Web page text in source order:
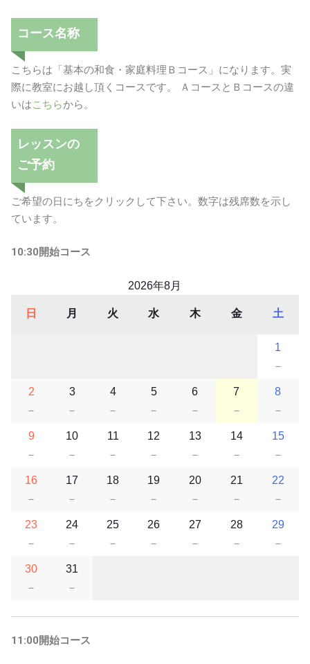
コース名称
こちらは「基本の和食・家庭料理Ｂコース」になります。実
際に教室にお越し頂くコースです。 ＡコースとＢコースの違
いはこちらから。
レッスンの
ご予約
ご希望の日にちをクリックして下さい。数字は残席数を示し
ています。
10:30開始コース
2026年8月
日 月 火 水 木 金 土
1
－
2
－
3
－
4
－
5
－
6
－
7
－
8
－
9
－
10
－
11
－
12
－
13
－
14
－
15
－
16
－
17
－
18
－
19
－
20
－
21
－
22
－
23
－
24
－
25
－
26
－
27
－
28
－
29
－
30
－
31
－
11:00開始コース